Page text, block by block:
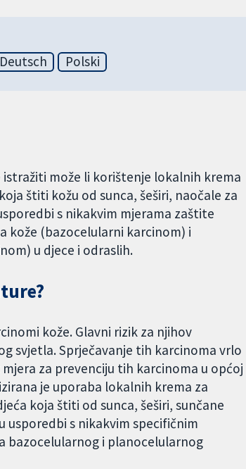
Deutsch Polski
može li korištenje lokalnih krema
štiti kožu od sunca, šeširi, naočale za
s nikakvim mjerama zaštite
kože (bazocelularni karcinom) i
u djece i odraslih.
kože. Glavni rizik za njihov
svjetla. Sprječavanje tih karcinoma vrlo
za prevenciju tih karcinoma u općoj
je uporaba lokalnih krema za
koja štiti od sunca, šeširi, sunčane
usporedbi s nikakvim specifičnim
bazocelularnog i planocelularnog